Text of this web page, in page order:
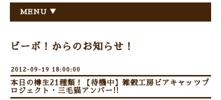
MENU ▼
ビーボ！からのお知らせ！
2012-09-19 18:00:00
本日の樽生21種類！【待機中】雑穀工房ビアキャッツプ
ロジェクト・三毛猫アンバー!!